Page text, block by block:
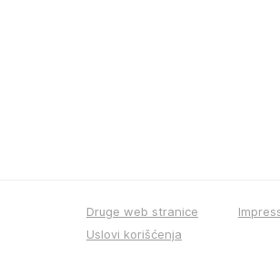
Druge web stranice
Uslovi korišćenja